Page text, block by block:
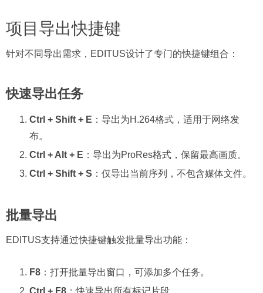
项目导出快捷键
针对不同导出需求，EDITUS设计了专门的快捷键组合：
快速导出任务
Ctrl + Shift + E ：导出为H.264格式，适用于网络发
布。
Ctrl + Alt + E ：导出为ProRes格式，保留最高画质。
Ctrl + Shift + S ：仅导出当前序列，不包含媒体文件。
批量导出
EDITUS支持通过快捷键触发批量导出功能：
F8 ：打开批量导出窗口，可添加多个任务。
Ctrl + F8 ：快速导出所有标记片段。